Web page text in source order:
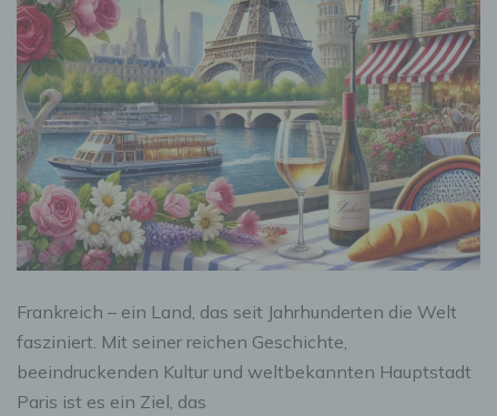
Frankreich – ein Land, das seit Jahrhunderten die Welt
fasziniert. Mit seiner reichen Geschichte,
beeindruckenden Kultur und weltbekannten Hauptstadt
Paris ist es ein Ziel, das